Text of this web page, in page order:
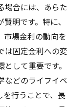
場合には、あらた
明です。特に、
市場金利の動向を
は固定金利への変
して重要です。
などのライフイベ
を行うことで、長